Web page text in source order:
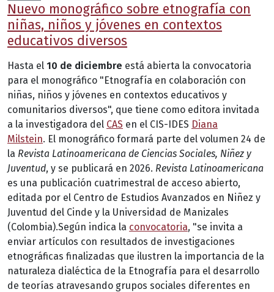
Nuevo monográfico sobre etnografía con
niñas, niños y jóvenes en contextos
educativos diversos
Hasta el 10 de diciembre está abierta la convocatoria
para el monográfico "Etnografía en colaboración con
niñas, niños y jóvenes en contextos educativos y
comunitarios diversos", que tiene como editora invitada
a la investigadora del CAS en el CIS-IDES Diana
Milstein. El monográfico formará parte del volumen 24 de
la Revista Latinoamericana de Ciencias Sociales, Niñez y
Juventud, y se publicará en 2026. Revista Latinoamericana
es una publicación cuatrimestral de acceso abierto,
editada por el Centro de Estudios Avanzados en Niñez y
Juventud del Cinde y la Universidad de Manizales
(Colombia).Según indica la convocatoria, "se invita a
enviar artículos con resultados de investigaciones
etnográficas finalizadas que ilustren la importancia de la
naturaleza dialéctica de la Etnografía para el desarrollo
de teorías atravesando grupos sociales diferentes en